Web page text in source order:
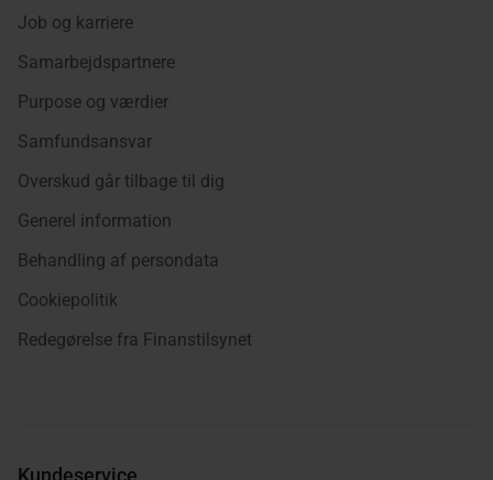
Job og karriere
Samarbejdspartnere
Purpose og værdier
Samfundsansvar
Overskud går tilbage til dig
Generel information
Behandling af persondata
Cookiepolitik
Redegørelse fra Finanstilsynet
Kundeservice